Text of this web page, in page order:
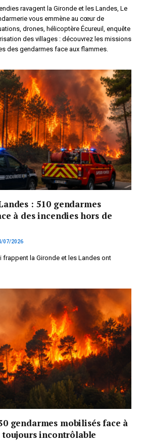
ravagent la Gironde et les Landes, Le
vous emmène au cœur de
drones, hélicoptère Écureuil, enquête
des villages : découvrez les missions
des gendarmes face aux flammes.
: 510 gendarmes
à des incendies hors de
07/2026
frappent la Gironde et les Landes ont
gendarmes mobilisés face à
incontrôlable